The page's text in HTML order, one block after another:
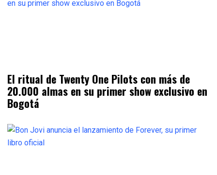
El ritual de Twenty One Pilots con más de
20.000 almas en su primer show exclusivo en
Bogotá